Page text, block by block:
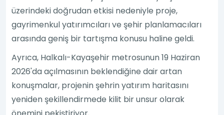
üzerindeki doğrudan etkisi nedeniyle proje,
gayrimenkul yatırımcıları ve şehir planlamacıları
arasında geniş bir tartışma konusu haline geldi.
Ayrıca, Halkalı-Kayaşehir metrosunun 19 Haziran
2026'da açılmasının beklendiğine dair artan
konuşmalar, projenin şehrin yatırım haritasını
yeniden şekillendirmede kilit bir unsur olarak